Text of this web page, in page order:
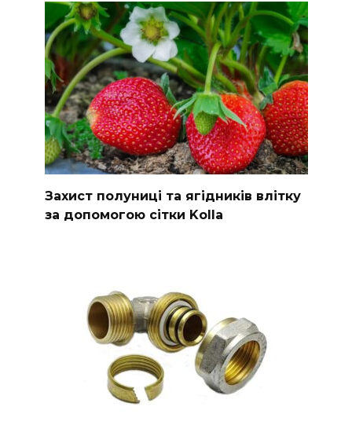
Захист полуниці та ягідників влітку
за допомогою сітки Kolla